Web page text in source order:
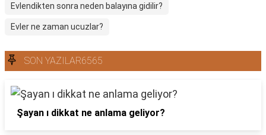
Evlendikten sonra neden balayına gidilir?
Evler ne zaman ucuzlar?
SON YAZILAR6565
Şayan ı dikkat ne anlama geliyor?